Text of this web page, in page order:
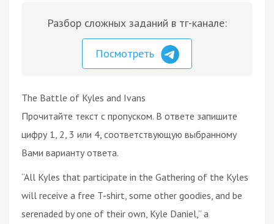
Разбор сложных заданий в тг-канале:
Посмотреть
The Battle of Kyles and Ivans
Прочитайте текст с пропуском. В ответе запишите
цифру 1, 2, 3 или 4, соответствующую выбранному
Вами варианту ответа.
“All Kyles that participate in the Gathering of the Kyles
will receive a free T-shirt, some other goodies, and be
serenaded by one of their own, Kyle Daniel,” a